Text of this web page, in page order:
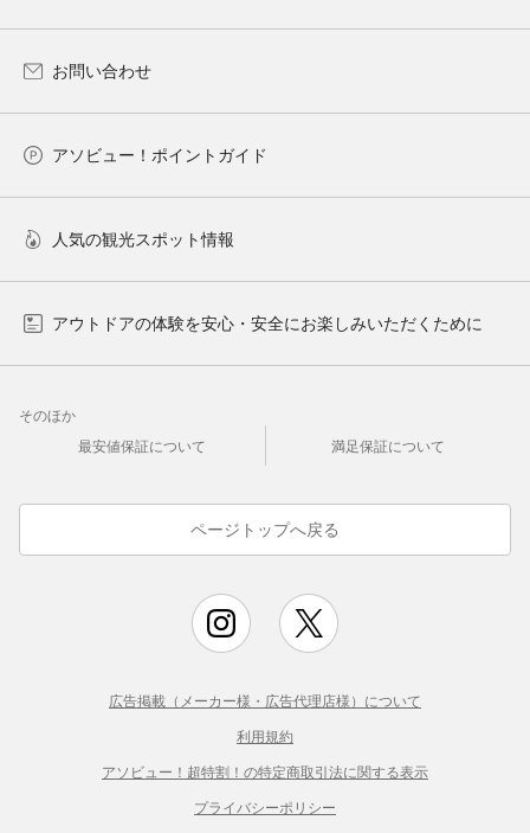
お問い合わせ
アソビュー！ポイントガイド
人気の観光スポット情報
アウトドアの体験を安心・安全にお楽しみいただくために
そのほか
最安値保証について
満足保証について
ページトップへ戻る
広告掲載（メーカー様・広告代理店様）について
利用規約
アソビュー！超特割！の特定商取引法に関する表示
プライバシーポリシー